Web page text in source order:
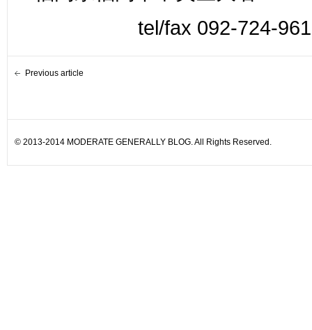
tel/fax 092-724-
Previous article
© 2013-2014 MODERATE GENERALLY BLOG. All Rights Reserved.